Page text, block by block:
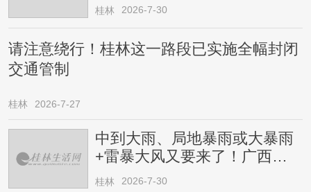
桂林 2026-7-30
请注意绕行！桂林这一路段已实施全幅封闭
交通管制
桂林 2026-7-27
中到大雨、局地暴雨或大暴雨
+雷暴大风又要来了！广西人
请注意
桂林 2026-7-30